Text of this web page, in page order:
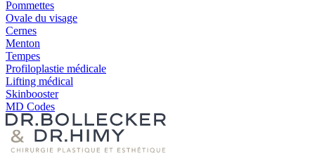
Pommettes
Ovale du visage
Cernes
Menton
Tempes
Profiloplastie médicale
Lifting médical
Skinbooster
MD Codes